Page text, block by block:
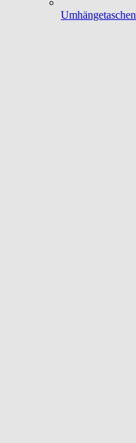
Umhängetaschen